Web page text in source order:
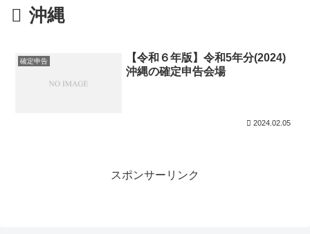
沖縄
確定申告
【令和６年版】令和5年分(2024)
沖縄の確定申告会場
2024.02.05
スポンサーリンク